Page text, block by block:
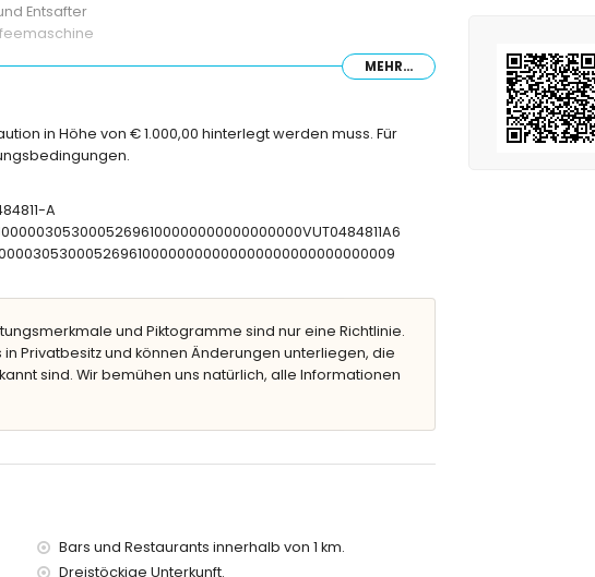
Entsafter
Dusche und Toilette
von 1,8m
Liegen
vom Haus)
4 Kilometern vom Haus)
MEHR...
in Höhe von € 1.000,00 hinterlegt werden muss. Für
A
und Piktogramme sind nur eine Richtlinie.
Privatbesitz und können Änderungen unterliegen, die
sind. Wir bemühen uns natürlich, alle Informationen
Bars und Restaurants innerhalb von 1 km.
Dreistöckige Unterkunft.